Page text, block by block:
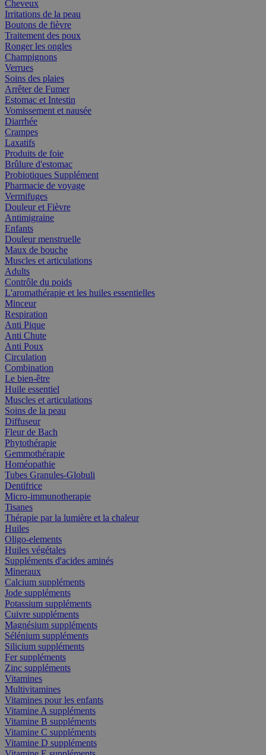
Cheveux
Irritations de la peau
Boutons de fièvre
Traitement des poux
Ronger les ongles
Champignons
Verrues
Soins des plaies
Arrêter de Fumer
Estomac et Intestin
Vomissement et nausée
Diarrhée
Crampes
Laxatifs
Produits de foie
Brûlure d'estomac
Probiotiques Supplément
Pharmacie de voyage
Vermifuges
Douleur et Fièvre
Antimigraine
Enfants
Douleur menstruelle
Maux de bouche
Muscles et articulations
Adults
Contrôle du poids
L'aromathérapie et les huiles essentielles
Minceur
Respiration
Anti Pique
Anti Chute
Anti Poux
Circulation
Combination
Le bien-être
Huile essentiel
Muscles et articulations
Soins de la peau
Diffuseur
Fleur de Bach
Phytothérapie
Gemmothérapie
Homéopathie
Tubes Granules-Globuli
Dentifrice
Micro-immunotherapie
Tisanes
Thérapie par la lumière et la chaleur
Huiles
Oligo-elements
Huiles végétales
Suppléments d'acides aminés
Mineraux
Calcium suppléments
Jode suppléments
Potassium suppléments
Cuivre suppléments
Magnésium suppléments
Sélénium suppléments
Silicium suppléments
Fer suppléments
Zinc suppléments
Vitamines
Multivitamines
Vitamines pour les enfants
Vitamine A suppléments
Vitamine B suppléments
Vitamine C suppléments
Vitamine D suppléments